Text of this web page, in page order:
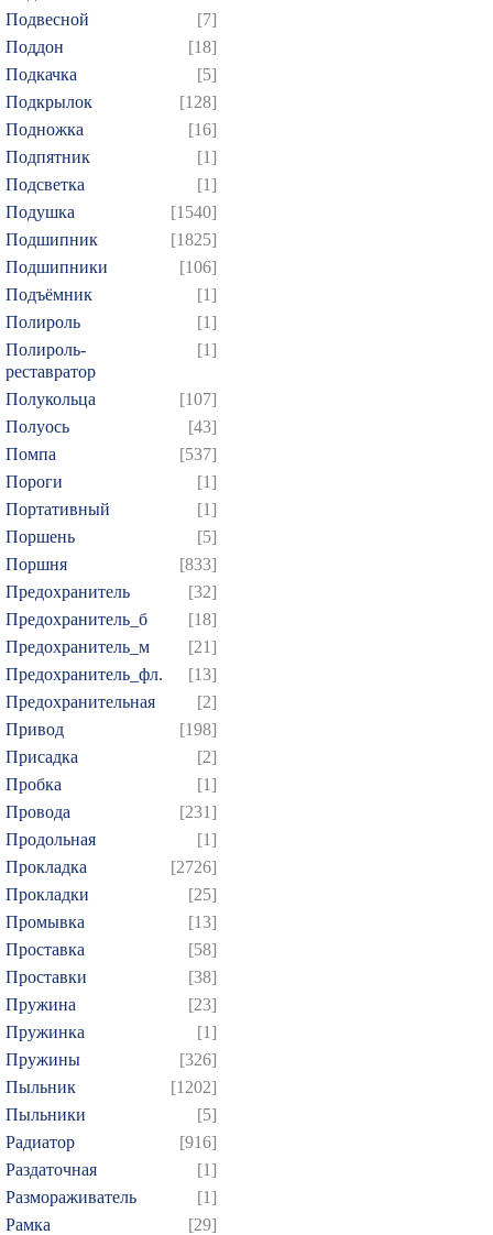
Подвесной
[7]
Поддон
[18]
Подкачка
[5]
Подкрылок
[128]
Подножка
[16]
Подпятник
[1]
Подсветка
[1]
Подушка
[1540]
Подшипник
[1825]
Подшипники
[106]
Подъёмник
[1]
Полироль
[1]
Полироль-
реставратор
[1]
Полукольца
[107]
Полуось
[43]
Помпа
[537]
Пороги
[1]
Портативный
[1]
Поршень
[5]
Поршня
[833]
Предохранитель
[32]
Предохранитель_б
[18]
Предохранитель_м
[21]
Предохранитель_фл.
[13]
Предохранительная
[2]
Привод
[198]
Присадка
[2]
Пробка
[1]
Провода
[231]
Продольная
[1]
Прокладка
[2726]
Прокладки
[25]
Промывка
[13]
Проставка
[58]
Проставки
[38]
Пружина
[23]
Пружинка
[1]
Пружины
[326]
Пыльник
[1202]
Пыльники
[5]
Радиатор
[916]
Раздаточная
[1]
Размораживатель
[1]
Рамка
[29]